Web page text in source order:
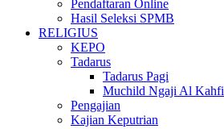
Pendaftaran Online
Hasil Seleksi SPMB
RELIGIUS
KEPO
Tadarus
Tadarus Pagi
Muchild Ngaji Al Kahfi
Pengajian
Kajian Keputrian